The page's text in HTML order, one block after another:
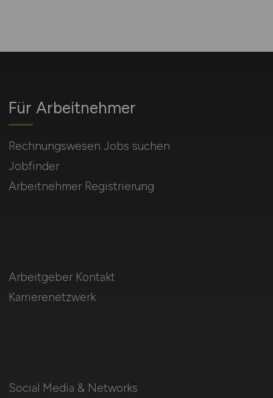
Für Arbeitnehmer
Rechnungswesen Jobs suchen
Jobfinder
Arbeitnehmer Registrierung
Social Media & Networks
Arbeitgeber Kontakt
Karrierenetzwerk